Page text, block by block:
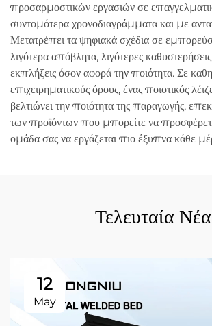
προσαρμοστικών εργασιών σε
συντομότερα χρονοδιαγράμματα και με
Μετατρέπει τα ψηφιακά σχέδια σε
λιγότερα απόβλητα, λιγότερες καθυστερήσεις
εκπλήξεις όσον αφορά την ποιότητα. Σε
επιχειρηματικούς όρους, ένας ποιοτικός
βελτιώνει την ποιότητα της παραγωγής,
των προϊόντων που μπορείτε να
ομάδα σας να εργάζεται πιο έξυπνα κάθε
Τελευταία Νέα
12
May